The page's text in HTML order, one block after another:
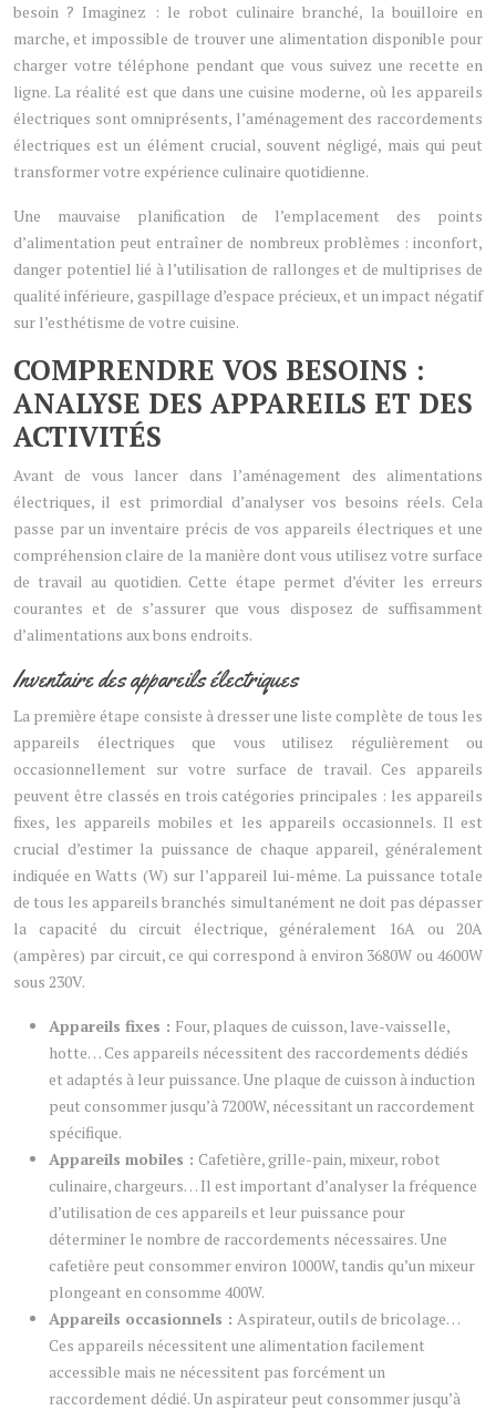
besoin ? Imaginez : le robot culinaire branché, la bouilloire en
marche, et impossible de trouver une alimentation disponible pour
charger votre téléphone pendant que vous suivez une recette en
ligne. La réalité est que dans une cuisine moderne, où les appareils
électriques sont omniprésents, l’aménagement des raccordements
électriques est un élément crucial, souvent négligé, mais qui peut
transformer votre expérience culinaire quotidienne.
Une mauvaise planification de l’emplacement des points
d’alimentation peut entraîner de nombreux problèmes : inconfort,
danger potentiel lié à l’utilisation de rallonges et de multiprises de
qualité inférieure, gaspillage d’espace précieux, et un impact négatif
sur l’esthétisme de votre cuisine.
COMPRENDRE VOS BESOINS :
ANALYSE DES APPAREILS ET DES
ACTIVITÉS
Avant de vous lancer dans l’aménagement des alimentations
électriques, il est primordial d’analyser vos besoins réels. Cela
passe par un inventaire précis de vos appareils électriques et une
compréhension claire de la manière dont vous utilisez votre surface
de travail au quotidien. Cette étape permet d’éviter les erreurs
courantes et de s’assurer que vous disposez de suffisamment
d’alimentations aux bons endroits.
Inventaire des appareils électriques
La première étape consiste à dresser une liste complète de tous les
appareils électriques que vous utilisez régulièrement ou
occasionnellement sur votre surface de travail. Ces appareils
peuvent être classés en trois catégories principales : les appareils
fixes, les appareils mobiles et les appareils occasionnels. Il est
crucial d’estimer la puissance de chaque appareil, généralement
indiquée en Watts (W) sur l’appareil lui-même. La puissance totale
de tous les appareils branchés simultanément ne doit pas dépasser
la capacité du circuit électrique, généralement 16A ou 20A
(ampères) par circuit, ce qui correspond à environ 3680W ou 4600W
sous 230V.
Appareils fixes : Four, plaques de cuisson, lave-vaisselle,
hotte… Ces appareils nécessitent des raccordements dédiés
et adaptés à leur puissance. Une plaque de cuisson à induction
peut consommer jusqu’à 7200W, nécessitant un raccordement
spécifique.
Appareils mobiles : Cafetière, grille-pain, mixeur, robot
culinaire, chargeurs… Il est important d’analyser la fréquence
d’utilisation de ces appareils et leur puissance pour
déterminer le nombre de raccordements nécessaires. Une
cafetière peut consommer environ 1000W, tandis qu’un mixeur
plongeant en consomme 400W.
Appareils occasionnels : Aspirateur, outils de bricolage…
Ces appareils nécessitent une alimentation facilement
accessible mais ne nécessitent pas forcément un
raccordement dédié. Un aspirateur peut consommer jusqu’à